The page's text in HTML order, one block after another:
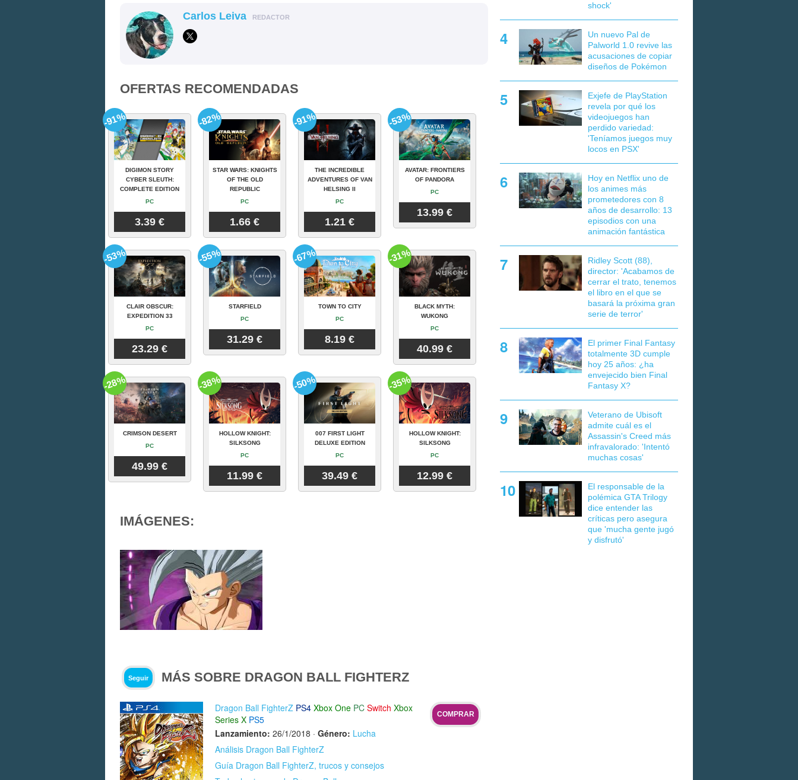
Carlos Leiva REDACTOR
OFERTAS RECOMENDADAS
DIGIMON STORY
CYBER SLEUTH:
COMPLETE EDITION
PC
3.39 €
-91%
STAR WARS: KNIGHTS
OF THE OLD
REPUBLIC
PC
1.66 €
-82%
THE INCREDIBLE
ADVENTURES OF VAN
HELSING II
PC
1.21 €
-91%
AVATAR: FRONTIERS
OF PANDORA
PC
13.99 €
-53%
CLAIR OBSCUR:
EXPEDITION 33
PC
23.29 €
-53%
STARFIELD
PC
31.29 €
-55%
TOWN TO CITY
PC
8.19 €
-67%
BLACK MYTH:
WUKONG
PC
40.99 €
-31%
CRIMSON DESERT
PC
49.99 €
-28%
HOLLOW KNIGHT:
SILKSONG
PC
11.99 €
-38%
007 FIRST LIGHT
DELUXE EDITION
PC
39.49 €
-50%
HOLLOW KNIGHT:
SILKSONG
PC
12.99 €
-35%
IMÁGENES:
Seguir MÁS SOBRE DRAGON BALL FIGHTERZ
Dragon Ball FighterZ PS4 Xbox One PC Switch Xbox
Series X PS5
Lanzamiento: 26/1/2018 · Género: Lucha
COMPRAR
Análisis Dragon Ball FighterZ
Guía Dragon Ball FighterZ, trucos y consejos
shock'
Un nuevo Pal de
Palworld 1.0 revive las
acusaciones de copiar
diseños de Pokémon
Exjefe de PlayStation
revela por qué los
videojuegos han
perdido variedad:
'Teníamos juegos muy
locos en PSX'
Hoy en Netflix uno de
los animes más
prometedores con 8
años de desarrollo: 13
episodios con una
animación fantástica
Ridley Scott (88),
director: 'Acabamos de
cerrar el trato, tenemos
el libro en el que se
basará la próxima gran
serie de terror'
El primer Final Fantasy
totalmente 3D cumple
hoy 25 años: ¿ha
envejecido bien Final
Fantasy X?
Veterano de Ubisoft
admite cuál es el
Assassin's Creed más
infravalorado: 'Intentó
muchas cosas'
El responsable de la
polémica GTA Trilogy
dice entender las
críticas pero asegura
que 'mucha gente jugó
y disfrutó'